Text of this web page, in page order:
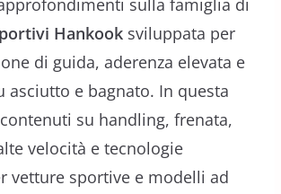
sulla famiglia di
Hankooksviluppata per
di guida, aderenza elevata e
asciutto e bagnato. In questa
su handling, frenata,
velocità e tecnologie
vetture sportive e modelli ad